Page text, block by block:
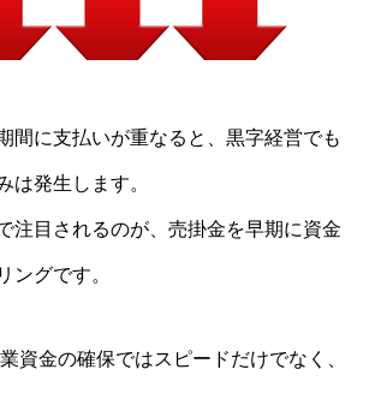
間に支払いが重なると、黒字経営でも
は発生します。
注目されるのが、売掛金を早期に資金
ングです。
資金の確保ではスピードだけでなく、